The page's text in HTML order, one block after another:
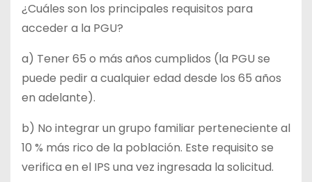
¿Cuáles son los principales requisitos para
acceder a la PGU?
a) Tener 65 o más años cumplidos (la PGU se
puede pedir a cualquier edad desde los 65 años
en adelante).
b) No integrar un grupo familiar perteneciente al
10 % más rico de la población. Este requisito se
verifica en el IPS una vez ingresada la solicitud.